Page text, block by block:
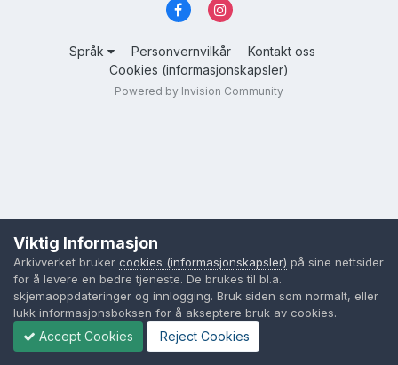
Språk Personvernvilkår
Kontakt oss
Cookies (informasjonskapsler)
Powered by Invision Community
Viktig Informasjon
Arkivverket bruker cookies (informasjonskapsler) på sine nettsider
for å levere en bedre tjeneste. De brukes til bl.a.
skjemaoppdateringer og innlogging. Bruk siden som normalt, eller
lukk informasjonsboksen for å akseptere bruk av cookies.
Accept Cookies Reject Cookies